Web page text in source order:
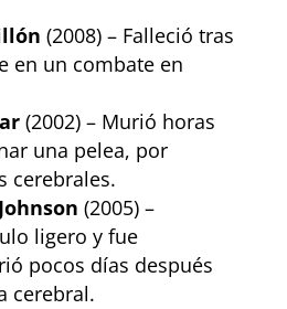
(2008) – Falleció tras
en un combate en
(2002) – Murió horas
una pelea, por
cerebrales.
(2005) –
ligero y fue
pocos días después
cerebral.